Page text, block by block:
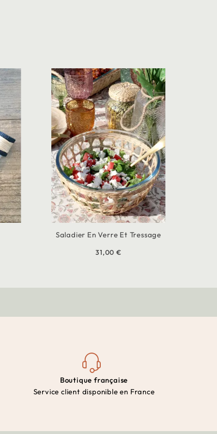
Saladier En Verre Et Tressage
31,00 €
Boutique française
Service client disponible en France